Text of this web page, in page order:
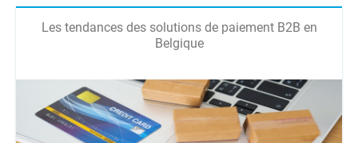
Les tendances des solutions de paiement B2B en
Belgique